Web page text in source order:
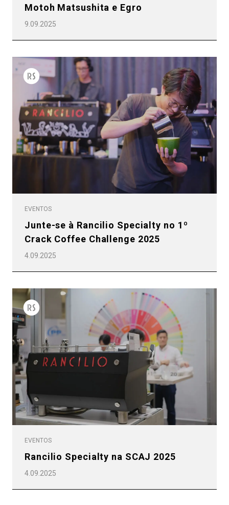
Motoh Matsushita e Egro
9.09.2025
EVENTOS
Junte-se à Rancilio Specialty no 1º
Crack Coffee Challenge 2025
4.09.2025
EVENTOS
Rancilio Specialty na SCAJ 2025
4.09.2025